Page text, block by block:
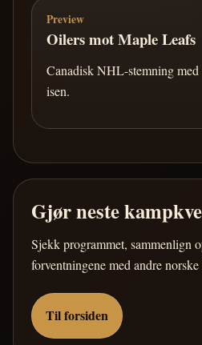
Preview
Oilers mot Maple Leafs
Canadisk NHL-stemning med
isen.
Gjør neste
Sjekk programmet, sammenlign
forventningene med andre norske
Til forsiden